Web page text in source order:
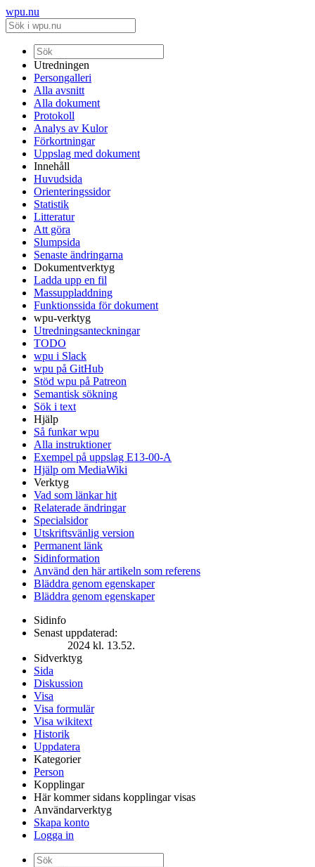
wpu.nu
Utredningen
Persongalleri
Alla avsnitt
Alla dokument
Protokoll
Analys av Kulor
Förkortningar
Uppslag med dokument
Innehåll
Huvudsida
Orienteringssidor
Statistik
Litteratur
Att göra
Slumpsida
Senaste ändringarna
Dokumentverktyg
Ladda upp en fil
Massuppladdning
Funktionssida för dokument
wpu-verktyg
Utredningsanteckningar
TODO
wpu i Slack
wpu på GitHub
Stöd wpu på Patreon
Semantisk sökning
Sök i text
Hjälp
Så funkar wpu
Alla instruktioner
Exempel på uppslag E13-00-A
Hjälp om MediaWiki
Verktyg
Vad som länkar hit
Relaterade ändringar
Specialsidor
Utskriftsvänlig version
Permanent länk
Sidinformation
Använd den här artikeln som referens
Bläddra genom egenskaper
Bläddra genom egenskaper
Sidinfo
Senast uppdaterad:
2024 kl. 13.52.
Sidverktyg
Sida
Diskussion
Visa
Visa formulär
Visa wikitext
Historik
Uppdatera
Kategorier
Person
Kopplingar
Här kommer sidans kopplingar visas
Användarverktyg
Skapa konto
Logga in